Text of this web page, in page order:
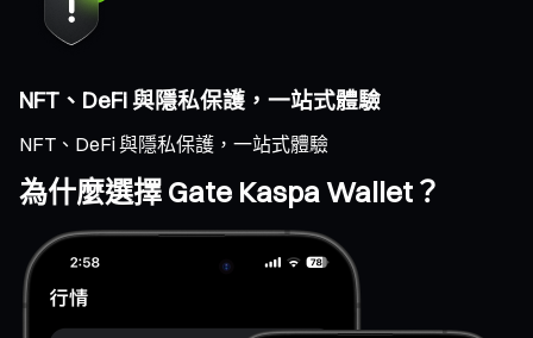
NFT、DeFi 與隱私保護，一站式體驗
NFT、DeFi 與隱私保護，一站式體驗
為什麼選擇 Gate Kaspa Wallet？